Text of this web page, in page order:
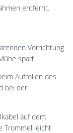
entfernt.
Vorrichtung
spart.
Aufrollen des
bei der
auf dem
Trommel leicht